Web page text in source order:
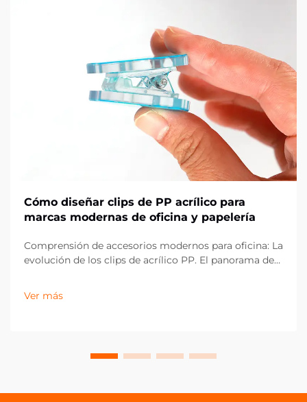
Cómo diseñar clips de PP acrílico para
marcas modernas de oficina y papelería
Comprensión de accesorios modernos para oficina: La
evolución de los clips de acrílico PP. El panorama de
drásticamente en la última década, con los clips de
acrílico PP emergiendo como un componente
Ver más